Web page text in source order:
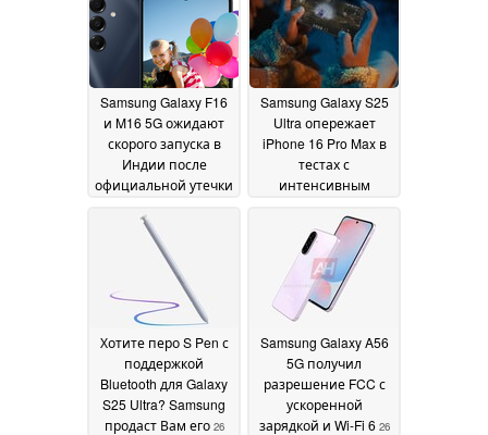
Samsung Galaxy F16
и M16 5G ожидают
скорого запуска в
Индии после
официальной утечки
January 2025
Samsung Galaxy S25
Ultra опережает
iPhone 16 Pro Max в
тестах с
интенсивным
GPU примерно на
36%26 January 2025
Хотите перо S Pen с
поддержкой
Bluetooth для Galaxy
S25 Ultra? Samsung
продаст Вам его 26
Samsung Galaxy A56
5G получил
разрешение FCC с
ускоренной
зарядкой и Wi-Fi 6 26